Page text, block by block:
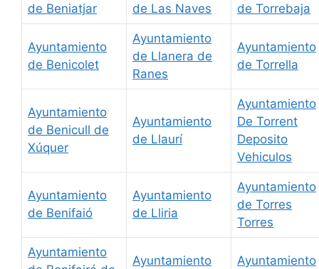
de Beniatjar
de Las Naves
de Torrebaja
Ayuntamiento
de Benicolet
Ayuntamiento
de Llanera de
Ranes
Ayuntamiento
de Torrella
Ayuntamiento
de Benicull de
Xúquer
Ayuntamiento
de Llaurí
Ayuntamiento
De Torrent
Deposito
Vehiculos
Ayuntamiento
de Benifaió
Ayuntamiento
de Lliria
Ayuntamiento
de Torres
Torres
Ayuntamiento
Ayuntamiento Ayuntamiento